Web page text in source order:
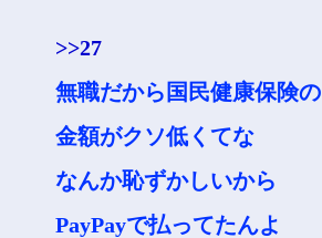
>>27
無職だから国民健康保険の
金額がクソ低くてな
なんか恥ずかしいから
PayPayで払ってたんよ